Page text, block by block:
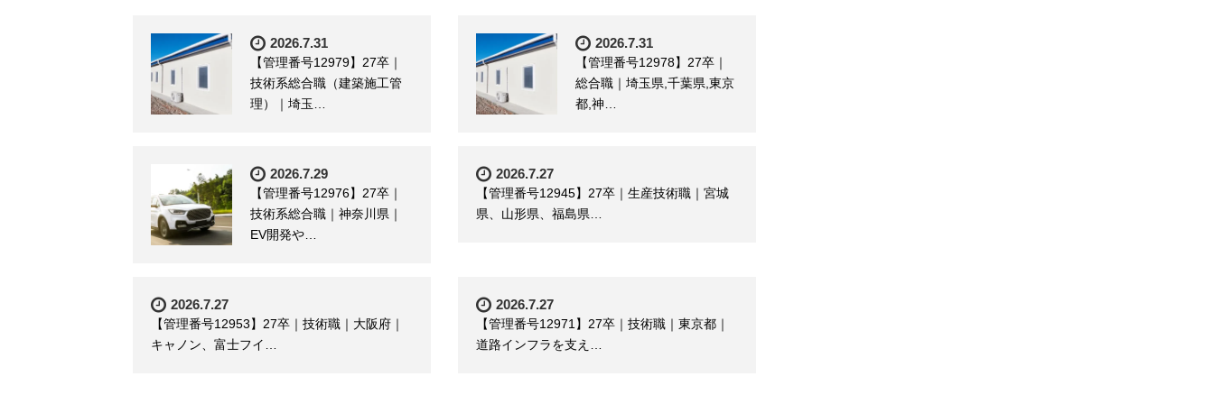
2026.7.31
【管理番号12979】27卒｜
技術系総合職（建築施工管
理）｜埼玉…
2026.7.31
【管理番号12978】27卒｜
総合職｜埼玉県,千葉県,東京
都,神…
2026.7.29
【管理番号12976】27卒｜
技術系総合職｜神奈川県｜
EV開発や…
2026.7.27
【管理番号12945】27卒｜生産技術職｜宮城
県、山形県、福島県…
2026.7.27
【管理番号12953】27卒｜技術職｜大阪府｜
キャノン、富士フイ…
2026.7.27
【管理番号12971】27卒｜技術職｜東京都｜
道路インフラを支え…